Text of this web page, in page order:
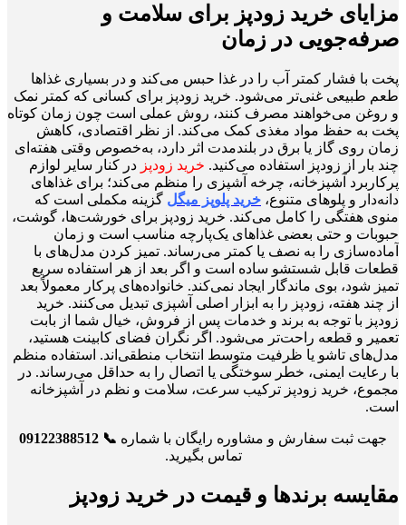
مزایای خرید زودپز برای سلامت و
صرفه‌جویی در زمان
پخت با فشار کمتر آب را در غذا حبس می‌کند و در بسیاری غذاها
طعم طبیعی غنی‌تر می‌شود. خرید زودپز برای کسانی که کمتر نمک
و روغن می‌خواهند مصرف کنند، روش عملی است چون زمان کوتاه
پخت به حفظ مواد مغذی کمک می‌کند. از نظر اقتصادی، کاهش
زمان روی گاز یا برق در بلندمدت اثر دارد، به‌خصوص وقتی هفته‌ای
چند بار از زودپز استفاده می‌کنید. خرید زودپز در کنار سایر لوازم
پرکاربرد آشپزخانه، چرخه آشپزی را منظم می‌کند؛ برای غذاهای
دانه‌دار و پلوهای متنوع، خرید پلوپز میگل گزینه مکملی است که
منوی هفتگی را کامل می‌کند. خرید زودپز برای خورشت‌ها، گوشت،
حبوبات و حتی بعضی غذاهای یک‌پارچه مناسب است و زمان
آماده‌سازی را به نصف یا کمتر می‌رساند. تمیز کردن مدل‌های با
قطعات قابل شستشو ساده است و اگر بعد از هر استفاده سریع
تمیز شود، بوی ماندگار ایجاد نمی‌کند. خانواده‌های پرکار معمولاً بعد
از چند هفته، زودپز را به ابزار اصلی آشپزی تبدیل می‌کنند. خرید
زودپز با توجه به برند و خدمات پس از فروش، خیال شما از بابت
تعمیر و قطعه راحت‌تر می‌شود. اگر نگران فضای کابینت هستید،
مدل‌های تاشو یا ظرفیت متوسط انتخاب منطقی‌اند. استفاده منظم
با رعایت ایمنی، خطر سوختگی یا اتصال را به حداقل می‌رساند. در
مجموع، خرید زودپز ترکیب سرعت، سلامت و نظم در آشپزخانه
است.
جهت ثبت سفارش و مشاوره رایگان با شماره 📞 09122388512
تماس بگیرید.
مقایسه برندها و قیمت در خرید زودپز